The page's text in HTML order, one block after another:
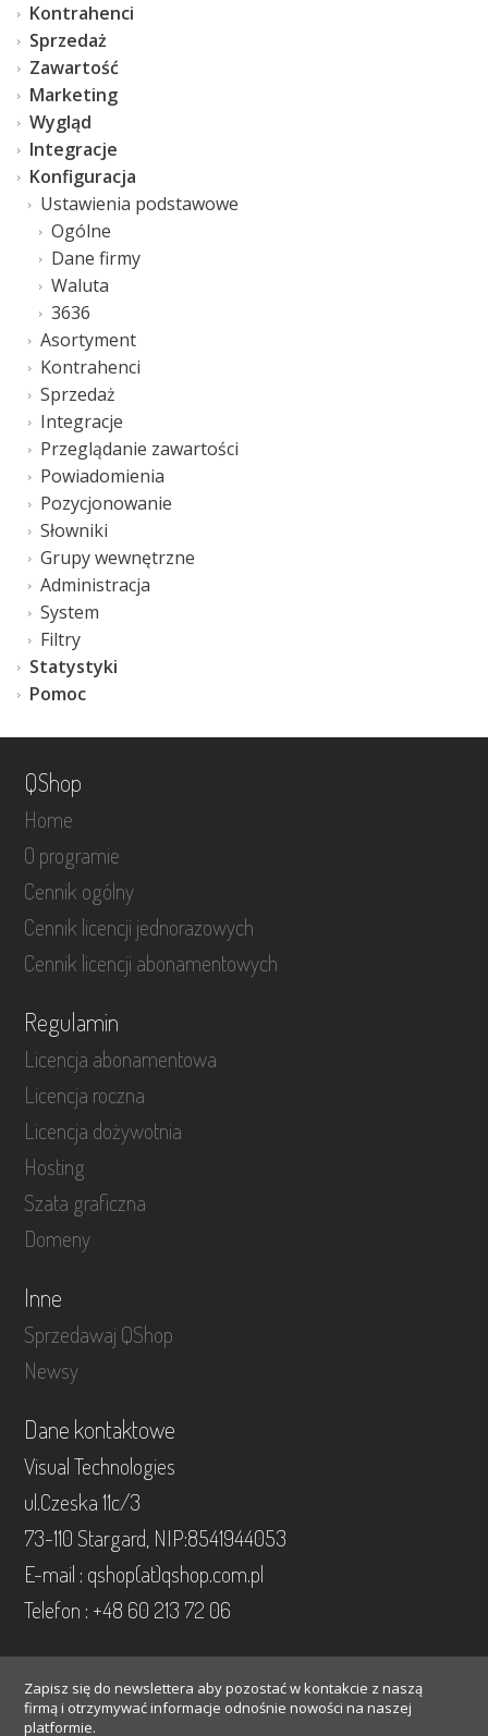
Kontrahenci
Sprzedaż
Zawartość
Marketing
Wygląd
Integracje
Konfiguracja
Ustawienia podstawowe
Ogólne
Dane firmy
Waluta
3636
Asortyment
Kontrahenci
Sprzedaż
Integracje
Przeglądanie zawartości
Powiadomienia
Pozycjonowanie
Słowniki
Grupy wewnętrzne
Administracja
System
Filtry
Statystyki
Pomoc
QShop
Home
O programie
Cennik ogólny
Cennik licencji jednorazowych
Cennik licencji abonamentowych
Regulamin
Licencja abonamentowa
Licencja roczna
Licencja dożywotnia
Hosting
Szata graficzna
Domeny
Inne
Sprzedawaj QShop
Newsy
Dane kontaktowe
Visual Technologies
ul.Czeska 11c/3
73-110 Stargard, NIP:8541944053
E-mail : qshop(at)qshop.com.pl
Telefon : +48 60 213 72 06
Zapisz się do newslettera aby pozostać w kontakcie z naszą
firmą i otrzymywać informacje odnośnie nowości na naszej
platformie.